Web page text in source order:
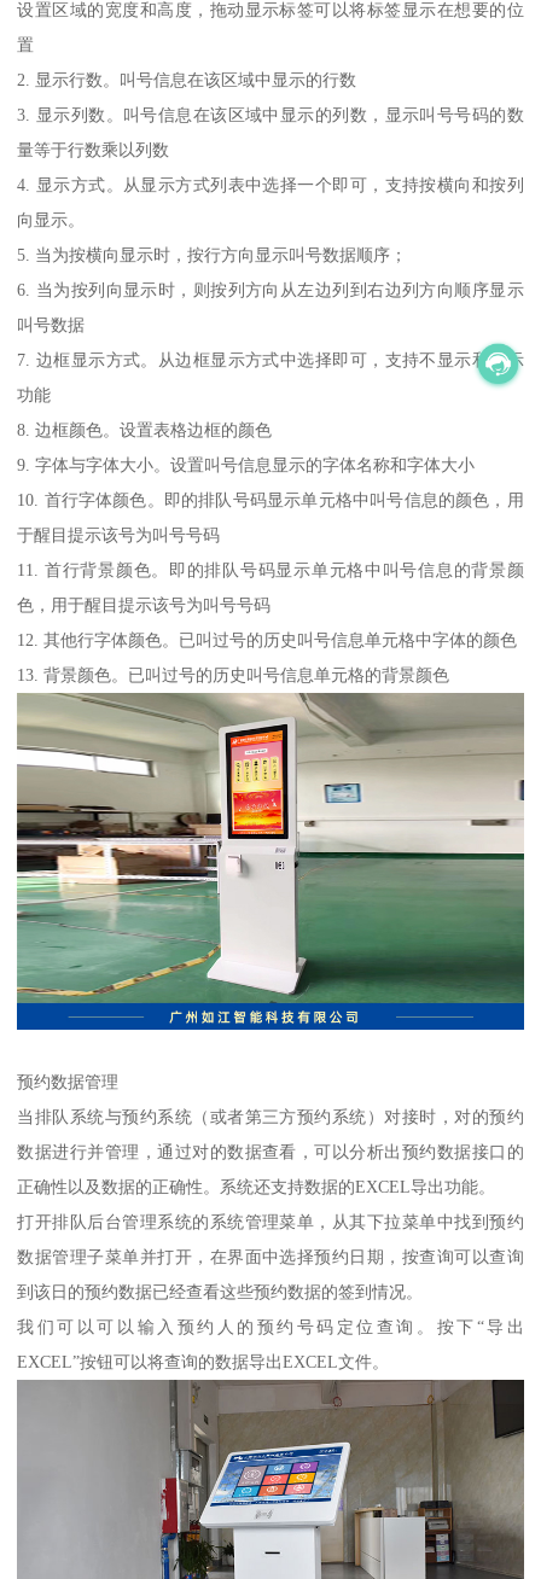
设置区域的宽度和高度，拖动显示标签可以将标签显示在想要的位
置
2. 显示行数。叫号信息在该区域中显示的行数
3. 显示列数。叫号信息在该区域中显示的列数，显示叫号号码的数
量等于行数乘以列数
4. 显示方式。从显示方式列表中选择一个即可，支持按横向和按列
向显示。
5. 当为按横向显示时，按行方向显示叫号数据顺序；
6. 当为按列向显示时，则按列方向从左边列到右边列方向顺序显示
叫号数据
7. 边框显示方式。从边框显示方式中选择即可，支持不显示和显示
功能
8. 边框颜色。设置表格边框的颜色
9. 字体与字体大小。设置叫号信息显示的字体名称和字体大小
10. 首行字体颜色。即的排队号码显示单元格中叫号信息的颜色，用
于醒目提示该号为叫号号码
11. 首行背景颜色。即的排队号码显示单元格中叫号信息的背景颜
色，用于醒目提示该号为叫号号码
12. 其他行字体颜色。已叫过号的历史叫号信息单元格中字体的颜色
13. 背景颜色。已叫过号的历史叫号信息单元格的背景颜色
预约数据管理
当排队系统与预约系统（或者第三方预约系统）对接时，对的预约
数据进行并管理，通过对的数据查看，可以分析出预约数据接口的
正确性以及数据的正确性。系统还支持数据的EXCEL导出功能。
打开排队后台管理系统的系统管理菜单，从其下拉菜单中找到预约
数据管理子菜单并打开，在界面中选择预约日期，按查询可以查询
到该日的预约数据已经查看这些预约数据的签到情况。
我们可以可以输入预约人的预约号码定位查询。按下“导出
EXCEL”按钮可以将查询的数据导出EXCEL文件。